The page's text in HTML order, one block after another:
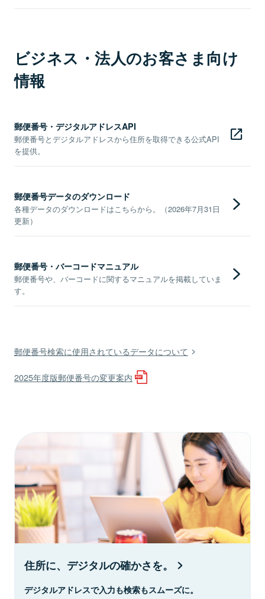
ビジネス・法人のお客さま向け
情報
郵便番号・デジタルアドレスAPI
郵便番号とデジタルアドレスから住所を取得できる公式API
を提供。
郵便番号データのダウンロード
各種データのダウンロードはこちらから。（2026年7月31日
更新）
郵便番号・バーコードマニュアル
郵便番号や、バーコードに関するマニュアルを掲載していま
す。
郵便番号検索に使用されているデータについて
2025年度版郵便番号の変更案内
住所に、デジタルの確かさを。
デジタルアドレスで入力も検索もスムーズに。